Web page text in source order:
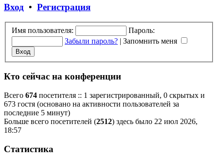
Вход • Регистрация
Имя пользователя:
Пароль:
Забыли пароль? | Запомнить меня
Кто сейчас на конференции
Всего 674 посетителя :: 1 зарегистрированный, 0 скрытых и
673 гостя (основано на активности пользователей за
последние 5 минут)
Больше всего посетителей (2512) здесь было 22 июл 2026,
18:57
Статистика